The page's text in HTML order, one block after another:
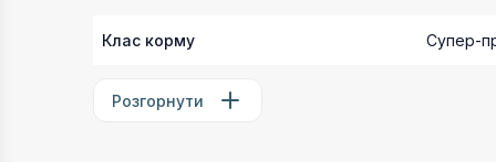
Клас корму Супер-
Розгорнути